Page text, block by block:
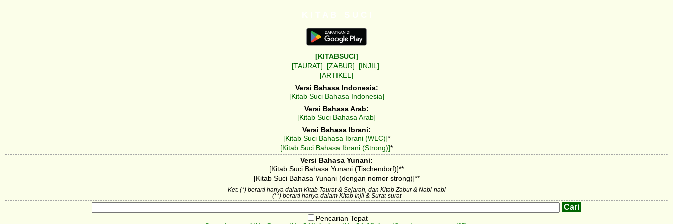
[KITABSUCI]
[TAURAT]
[ZABUR]
[INJIL]
[ARTIKEL]
Versi Bahasa Indonesia:
[Kitab Suci Bahasa Indonesia]
Versi Bahasa Arab:
[Kitab Suci Bahasa Arab]
Versi Bahasa Ibrani:
[Kitab Suci Bahasa Ibrani (WLC)]*
[Kitab Suci Bahasa Ibrani (Strong)]*
Versi Bahasa Yunani:
[Kitab Suci Bahasa Yunani (Tischendorf)]**
[Kitab Suci Bahasa Yunani (dengan nomor strong)]**
Ket: (*) berarti hanya dalam Kitab Taurat & Sejarah, dan Kitab Zabur & Nabi-nabi
(**) berarti hanya dalam Kitab Injil & Surat-surat
Pencarian Tepat